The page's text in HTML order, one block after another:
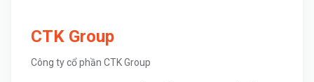
CTK Group
Công ty cổ phần CTK Group